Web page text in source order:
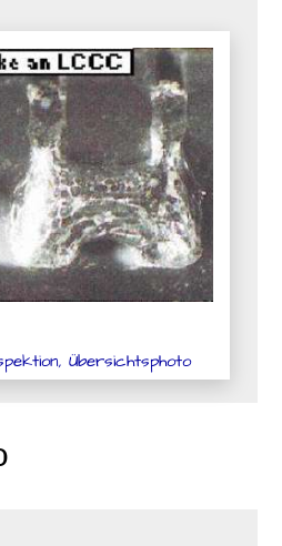
Übersichtsphoto